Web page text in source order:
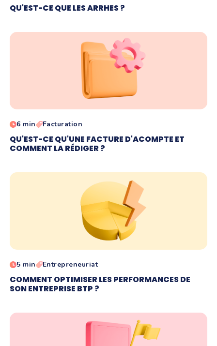
QU'EST-CE QUE LES ARRHES ?
6 min Facturation
QU'EST-CE QU'UNE FACTURE D'ACOMPTE ET
COMMENT LA RÉDIGER ?
5 min Entrepreneuriat
COMMENT OPTIMISER LES PERFORMANCES DE
SON ENTREPRISE BTP ?